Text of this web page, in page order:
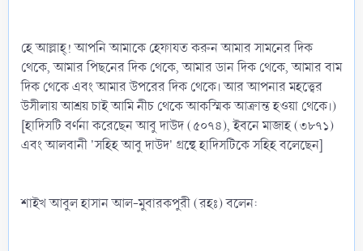
হে আল্লাহ্‌! আপনি আমাকে হেফাযত করুন আমার সামনের দিক
থেকে, আমার পিছনের দিক থেকে, আমার ডান দিক থেকে, আমার বাম
দিক থেকে এবং আমার উপরের দিক থেকে। আর আপনার মহত্ত্বের
উসীলায় আশ্রয় চাই আমি নীচ থেকে আকস্মিক আক্রান্ত হওয়া থেকে।)
[হাদিসটি বর্ণনা করেছেন আবু দাউদ (৫০৭৪), ইবনে মাজাহ (৩৮৭১)
এবং আলবানী 'সহিহ আবু দাউদ' গ্রন্থে হাদিসটিকে সহিহ বলেছেন]
শাইখ আবুল হাসান আল-মুবারকপুরী (রহঃ) বলেন: